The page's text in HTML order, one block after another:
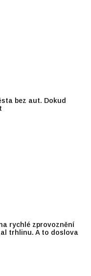
bez aut. Dokud
rychlé zprovoznění
trhlinu. A to doslova